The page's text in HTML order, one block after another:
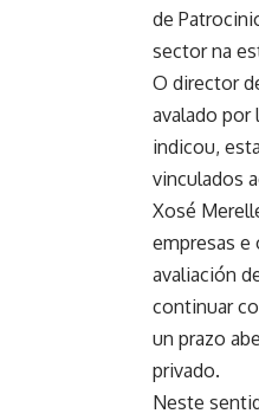
de
sector na
O director
avalado por
indicou,
vinculados
Xosé
empresas e
avaliación
continuar
un prazo
privado.
Neste